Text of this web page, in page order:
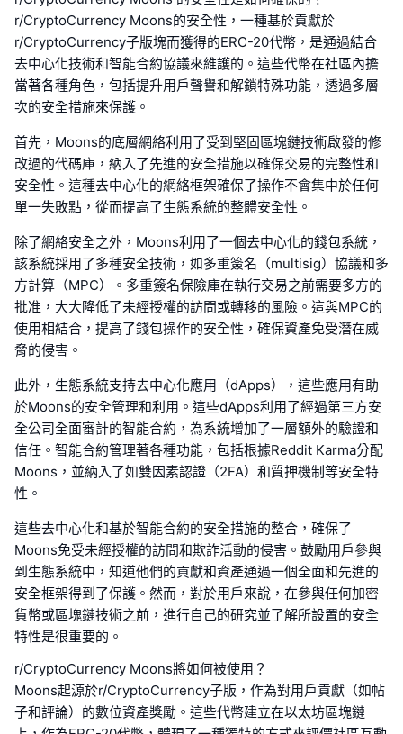
r/CryptoCurrency Moons的安全性，一種基於貢獻於
r/CryptoCurrency子版塊而獲得的ERC-20代幣，是通過結合
去中心化技術和智能合約協議來維護的。這些代幣在社區內擔
當著各種角色，包括提升用戶聲譽和解鎖特殊功能，透過多層
次的安全措施來保護。
首先，Moons的底層網絡利用了受到堅固區塊鏈技術啟發的修
改過的代碼庫，納入了先進的安全措施以確保交易的完整性和
安全性。這種去中心化的網絡框架確保了操作不會集中於任何
單一失敗點，從而提高了生態系統的整體安全性。
除了網絡安全之外，Moons利用了一個去中心化的錢包系統，
該系統採用了多種安全技術，如多重簽名（multisig）協議和多
方計算（MPC）。多重簽名保險庫在執行交易之前需要多方的
批准，大大降低了未經授權的訪問或轉移的風險。這與MPC的
使用相結合，提高了錢包操作的安全性，確保資產免受潛在威
脅的侵害。
此外，生態系統支持去中心化應用（dApps），這些應用有助
於Moons的安全管理和利用。這些dApps利用了經過第三方安
全公司全面審計的智能合約，為系統增加了一層額外的驗證和
信任。智能合約管理著各種功能，包括根據Reddit Karma分配
Moons，並納入了如雙因素認證（2FA）和質押機制等安全特
性。
這些去中心化和基於智能合約的安全措施的整合，確保了
Moons免受未經授權的訪問和欺詐活動的侵害。鼓勵用戶參與
到生態系統中，知道他們的貢獻和資產通過一個全面和先進的
安全框架得到了保護。然而，對於用戶來說，在參與任何加密
貨幣或區塊鏈技術之前，進行自己的研究並了解所設置的安全
特性是很重要的。
r/CryptoCurrency Moons將如何被使用？
Moons起源於r/CryptoCurrency子版，作為對用戶貢獻（如帖
子和評論）的數位資產獎勵。這些代幣建立在以太坊區塊鏈